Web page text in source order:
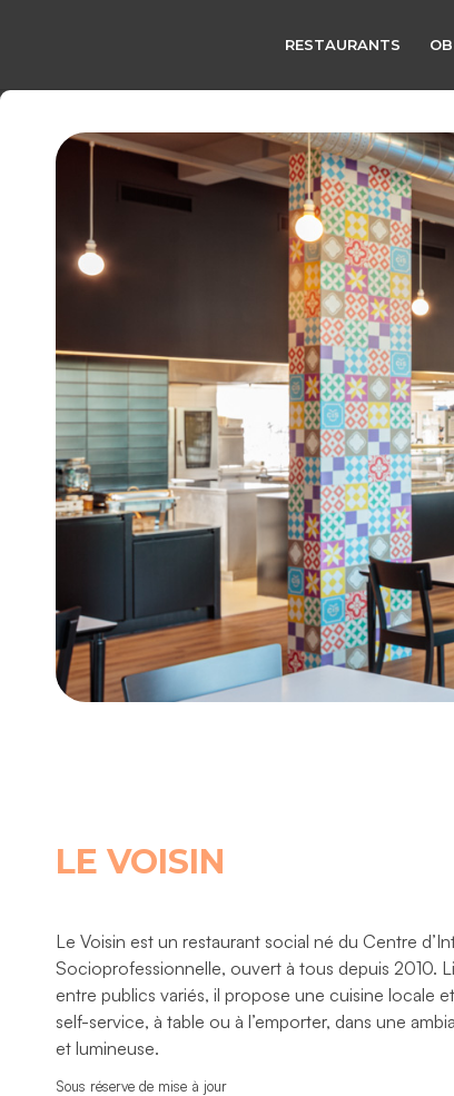
RESTAURANTS
LE VOISIN
Le Voisin est un restaurant social né du Centre
Socioprofessionnelle, ouvert à tous depuis 2010.
entre publics variés, il propose une cuisine locale
self-service, à table ou à l’emporter, dans une
et lumineuse.
Sous réserve de mise à jour